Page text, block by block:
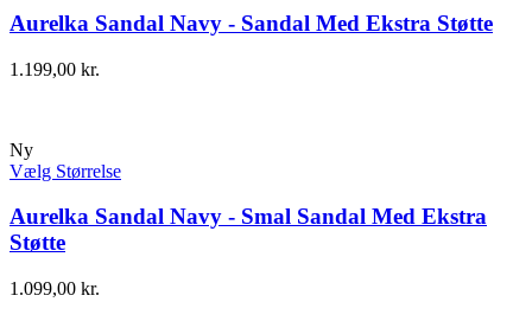
Aurelka Sandal Navy - Sandal Med Ekstra Støtte
1.199,00 kr.
Ny
Vælg Størrelse
Aurelka Sandal Navy - Smal Sandal Med Ekstra
Støtte
1.099,00 kr.